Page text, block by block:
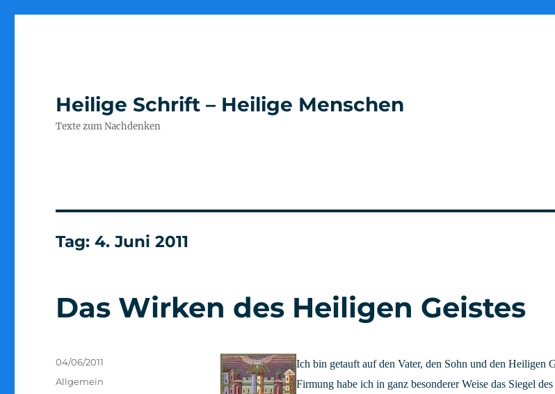
Heilige Schrift – Heilige Menschen
Texte zum Nachdenken
Tag:4. Juni 2011
Das Wirken des Heiligen Geistes
Ich bin getauft auf den Vater, den Sohn und den Heiligen
Firmung habe ich in ganz besonderer Weise das Siegel
Veröffentlicht
am
04/06/2011
Kategorien
Allgemein